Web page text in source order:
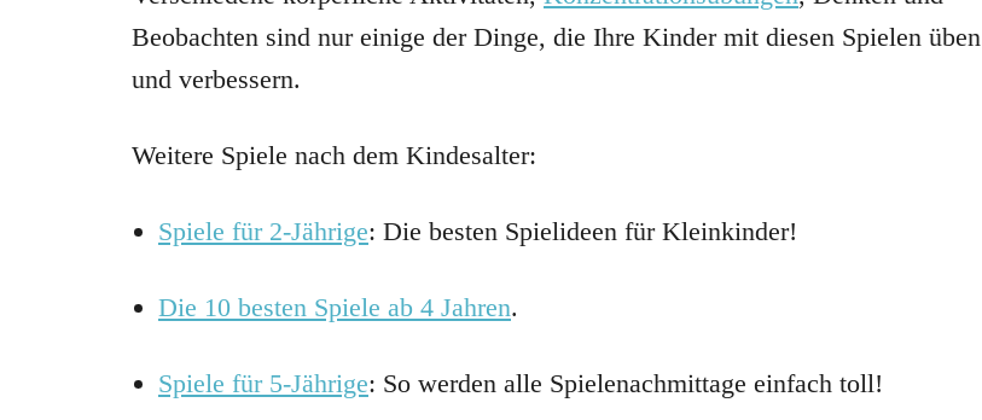
Beobachten sind nur einige der Dinge, die Ihre Kinder mit diesen Spielen üben
und verbessern.
Weitere Spiele nach dem Kindesalter:
Spiele für 2-Jährige: Die besten Spielideen für Kleinkinder!
Die 10 besten Spiele ab 4 Jahren.
Spiele für 5-Jährige: So werden alle Spielenachmittage einfach toll!